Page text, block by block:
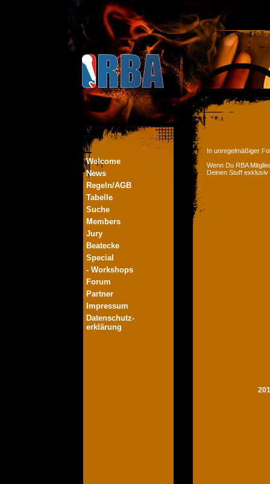
Welcome
News
Regeln/AGB
Tabelle
Suche
Members
Jury
Beatecke
Special
- Workshops
Forum
Partner
Impressum
Datenschutz-
erklärung
In unregelmäßiger
Wenn Du RBA
Deinen Stuff